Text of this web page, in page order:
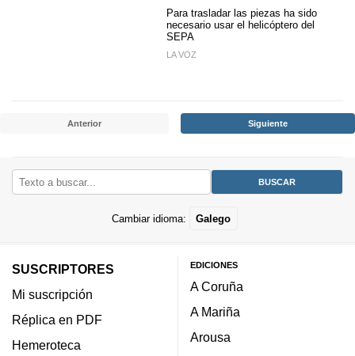
Para trasladar las piezas ha sido
necesario usar el helicóptero del
SEPA
LA VOZ
Anterior Siguiente
Cambiar idioma: Galego
SUSCRIPTORES
Mi suscripción
Réplica en PDF
Hemeroteca
EDICIONES
A Coruña
A Mariña
Arousa